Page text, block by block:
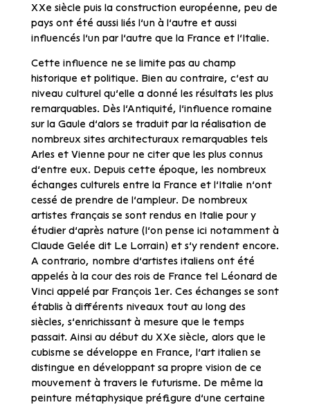
XXe siècle puis la construction européenne, peu de
pays ont été aussi liés l’un à l’autre et aussi
influencés l’un par l’autre que la France et l’Italie.
Cette influence ne se limite pas au champ
historique et politique. Bien au contraire, c’est au
niveau culturel qu’elle a donné les résultats les plus
remarquables. Dès l’Antiquité, l’influence romaine
sur la Gaule d’alors se traduit par la réalisation de
nombreux sites architecturaux remarquables tels
Arles et Vienne pour ne citer que les plus connus
d’entre eux. Depuis cette époque, les nombreux
échanges culturels entre la France et l’Italie n’ont
cessé de prendre de l’ampleur. De nombreux
artistes français se sont rendus en Italie pour y
étudier d’après nature (l’on pense ici notamment à
Claude Gelée dit Le Lorrain) et s’y rendent encore.
A contrario, nombre d’artistes italiens ont été
appelés à la cour des rois de France tel Léonard de
Vinci appelé par François 1er. Ces échanges se sont
établis à différents niveaux tout au long des
siècles, s’enrichissant à mesure que le temps
passait. Ainsi au début du XXe siècle, alors que le
cubisme se développe en France, l’art italien se
distingue en développant sa propre vision de ce
mouvement à travers le futurisme. De même la
peinture métaphysique préfigure d’une certaine